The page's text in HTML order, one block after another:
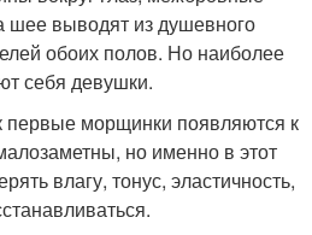
выводят из душевного
обоих полов. Но наиболее
себя девушки.
морщинки появляются к
но именно в этот
влагу, тонус, эластичность,